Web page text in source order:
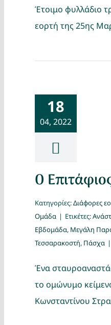
Έτοιμο φυλλάδιο
εορτή της 25ης
18
04, 2022
Ο
Κατηγορίες:Διάφορες
Ομάδα | Ετικέτες:
Εβδομάδα, Μεγάλη
Τεσσαρακοστή, Πάσχα |
Ένα
το ομώνυμο
Κωνσταντίνου